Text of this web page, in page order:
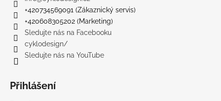
+420734569091 (Zákaznický servis)
+420608305202 (Marketing)
Sledujte nás na Facebooku
cyklodesign/
Sledujte nás na YouTube
Přihlášení